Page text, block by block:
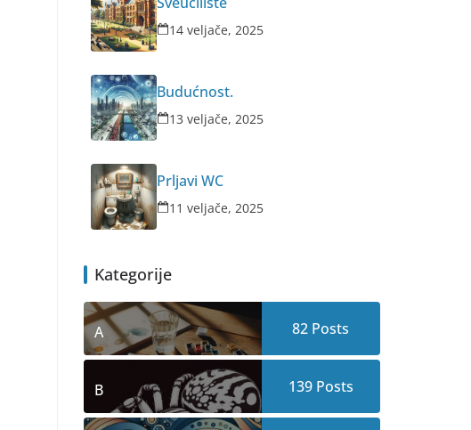
14 veljače, 2025
Budućnost.
13 veljače, 2025
Prljavi WC
11 veljače, 2025
Kategorije
A 82 Posts
B 139Posts